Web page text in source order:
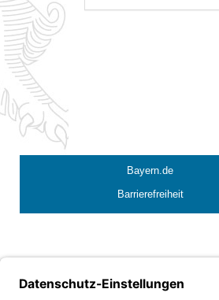
Bayern.de
Barrierefreiheit